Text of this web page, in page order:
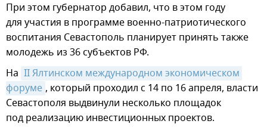
При этом губернатор добавил, что в этом году
для участия в программе военно-патриотического
воспитания Севастополь планирует принять также
молодежь из 36 субъектов РФ.
На II Ялтинском международном экономическом
форуме , который проходил с 14 по 16 апреля, власти
Севастополя выдвинули несколько площадок
под реализацию инвестиционных проектов.